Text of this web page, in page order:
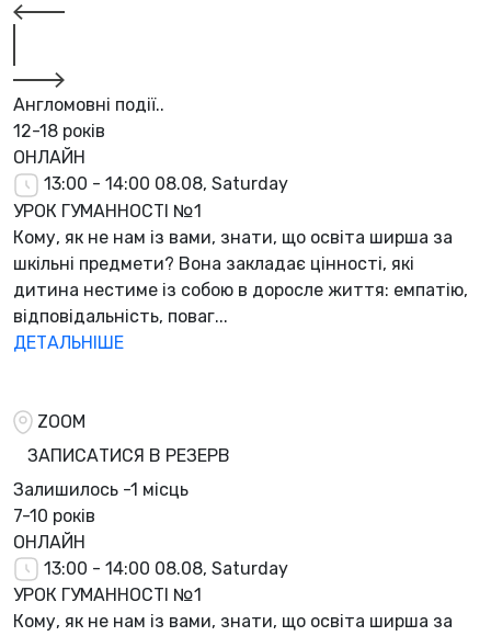
Англомовні події..
12-18 років
ОНЛАЙН
13:00 - 14:00 08.08, Saturday
УРОК ГУМАННОСТІ №1
Кому, як не нам із вами, знати, що освіта ширша за
шкільні предмети? Вона закладає цінності, які
дитина нестиме із собою в доросле життя: емпатію,
відповідальність, поваг...
ДЕТАЛЬНІШЕ
ZOOM
ЗАПИСАТИСЯ В РЕЗЕРВ
Залишилось -1 місць
7-10 років
ОНЛАЙН
13:00 - 14:00 08.08, Saturday
УРОК ГУМАННОСТІ №1
Кому, як не нам із вами, знати, що освіта ширша за